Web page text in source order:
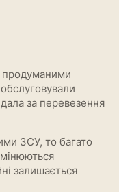
продуманими
за перевезення
ЗСУ, то багато
залишається